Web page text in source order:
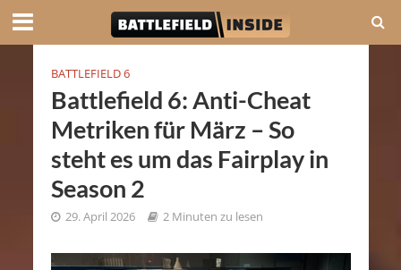
BATTLEFIELD 6
Battlefield 6: Anti-Cheat
Metriken für März – So
steht es um das Fairplay in
Season 2
29. April 2026 2 Minuten zu lesen